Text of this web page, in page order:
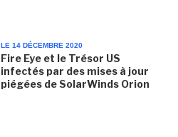
LE 14 DÉCEMBRE 2020
Fire Eye et le Trésor US
infectés par des mises à jour
piégées de SolarWinds Orion